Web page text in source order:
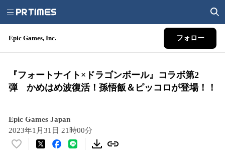
Epic Games, Inc. フォロー
『フォートナイト×ドラゴンボール』コラボ第2
弾 かめはめ波復活！孫悟飯＆ピッコロが登場！！
Epic Games Japan
2023年1月31日 21時00分
い